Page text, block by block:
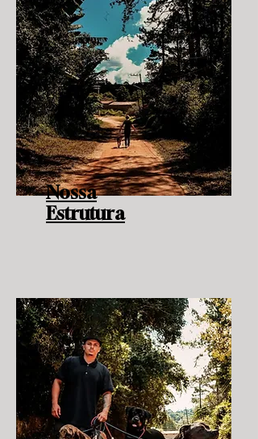
Nossa
Estrutura